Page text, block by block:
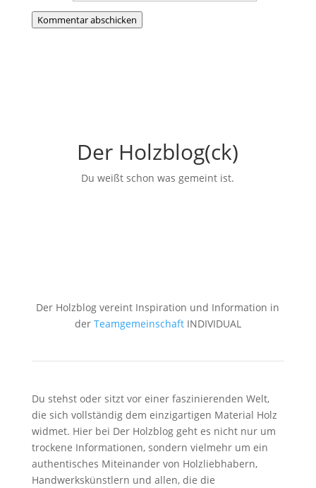
Kommentar abschicken
Der Holzblog(ck)
Du weißt schon was gemeint ist.
Der Holzblog vereint Inspiration und Information in
der TeamgemeinschaftINDIVIDUAL
Du stehst oder sitzt vor einer faszinierenden Welt,
die sich vollständig dem einzigartigen Material Holz
widmet. Hier bei Der Holzblog geht es nicht nur um
trockene Informationen, sondern vielmehr um ein
authentisches Miteinander von Holzliebhabern,
Handwerkskünstlern und allen, die die